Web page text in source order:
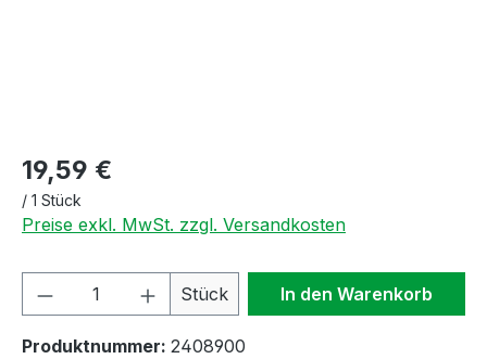
19,59 €
/ 1 Stück
Preise exkl. MwSt. zzgl. Versandkosten
Produkt Anzahl: Gib den
Stück In den Warenkorb
Produktnummer: 2408900